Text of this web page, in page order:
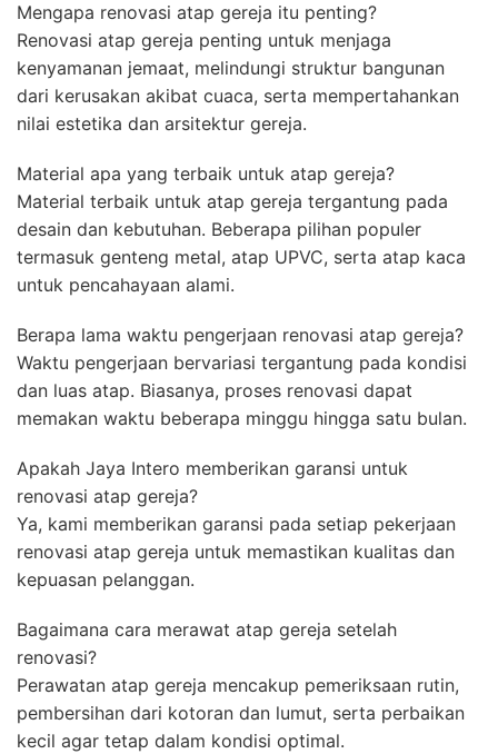
Mengapa renovasi atap gereja itu penting?
Renovasi atap gereja penting untuk menjaga
kenyamanan jemaat, melindungi struktur bangunan
dari kerusakan akibat cuaca, serta mempertahankan
nilai estetika dan arsitektur gereja.
Material apa yang terbaik untuk atap gereja?
Material terbaik untuk atap gereja tergantung pada
desain dan kebutuhan. Beberapa pilihan populer
termasuk genteng metal, atap UPVC, serta atap kaca
untuk pencahayaan alami.
Berapa lama waktu pengerjaan renovasi atap gereja?
Waktu pengerjaan bervariasi tergantung pada kondisi
dan luas atap. Biasanya, proses renovasi dapat
memakan waktu beberapa minggu hingga satu bulan.
Apakah Jaya Intero memberikan garansi untuk
renovasi atap gereja?
Ya, kami memberikan garansi pada setiap pekerjaan
renovasi atap gereja untuk memastikan kualitas dan
kepuasan pelanggan.
Bagaimana cara merawat atap gereja setelah
renovasi?
Perawatan atap gereja mencakup pemeriksaan rutin,
pembersihan dari kotoran dan lumut, serta perbaikan
kecil agar tetap dalam kondisi optimal.